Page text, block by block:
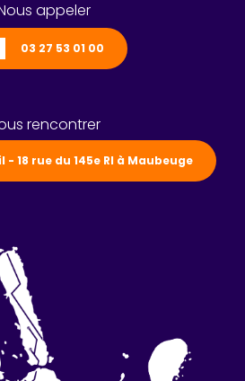
appeler
03 27 53 01 00
rencontrer
- 18 rue du 145e RI à Maubeuge